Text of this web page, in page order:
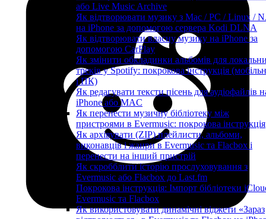
або Live Music Archive
Як відтворювати музику з Mac / PC / Linux /
на iPhone за допомогою сервера Kodi DLNA
Як відтворювати власну музику на iPhone за
допомогою CarPlay
Як змінити обкладинки альбомів для
треків у Spotify: покрокова інструкція
і ПК)
Як редагувати тексти пісень для аудіофайлів
iPhone або MAC
Як перенести музичну бібліотеку між
пристроями в Evermusic: покрокова інструкція
Як архівувати (ZIP) плейлисти, альбоми,
виконавців і жанри в Evermusic та Flacbox і
перенести на інший пристрій
Як скробблити історію прослуховування з
Evermusic або Flacbox до Last.fm
Покрокова інструкція: Імпорт бібліотеки
Evermusic та Flacbox
Як використовувати динамічні віджети «Зараз